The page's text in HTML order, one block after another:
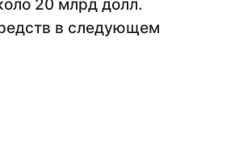
20 млрд долл.
в следующем